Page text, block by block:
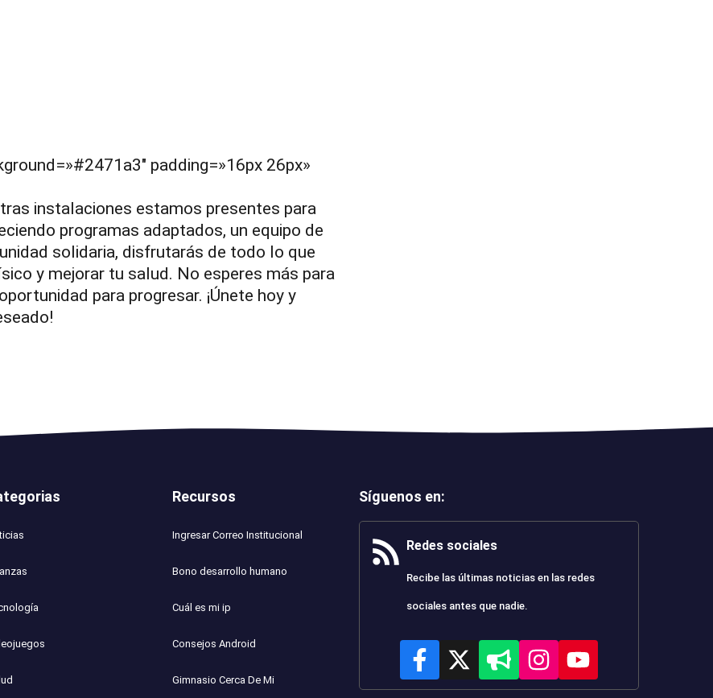
padding=»16px 26px»
instalaciones estamos presentes para
programas adaptados, un equipo de
solidaria, disfrutarás de todo lo que
y mejorar tu salud. No esperes más para
para progresar. ¡Únete hoy y
Recursos
Ingresar Correo Institucional
Bono desarrollo humano
Cuál es mi ip
Consejos Android
Gimnasio Cerca De Mi
Síguenos en:
Redes sociales
Recibe las últimas noticias en las redes
sociales antes que nadie.